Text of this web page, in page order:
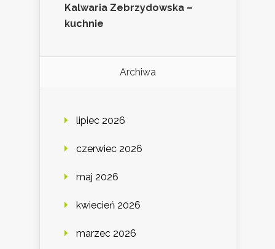
Kalwaria Zebrzydowska –
kuchnie
Archiwa
lipiec 2026
czerwiec 2026
maj 2026
kwiecień 2026
marzec 2026